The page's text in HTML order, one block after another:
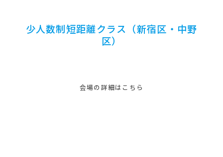
少人数制短距離クラス（新宿区・中野
区）
会場の詳細はこちら